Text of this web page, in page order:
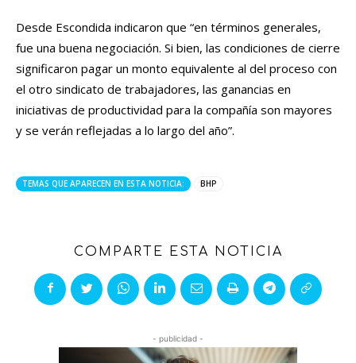
Desde Escondida indicaron que “en términos generales,
fue una buena negociación. Si bien, las condiciones de cierre
significaron pagar un monto equivalente al del proceso con
el otro sindicato de trabajadores, las ganancias en
iniciativas de productividad para la compañía son mayores
y se verán reflejadas a lo largo del año”.
TEMAS QUE APARECEN EN ESTA NOTICIA: BHP
COMPARTE ESTA NOTICIA
- publicidad -